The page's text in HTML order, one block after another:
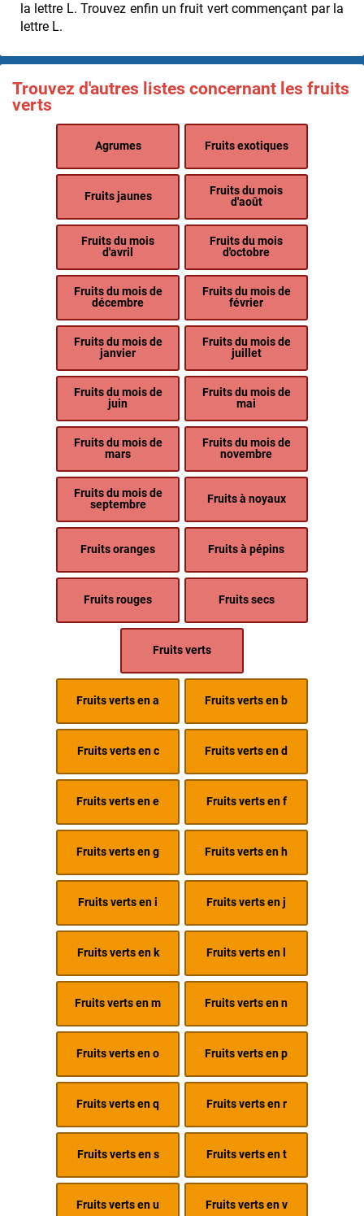
la lettre L. Trouvez enfin un fruit vert commençant par la
lettre L.
Trouvez d'autres listes concernant les fruits
verts
Agrumes Fruits exotiques
Fruits jaunes
Fruits du mois
d'août
Fruits du mois
d'avril
Fruits du mois
d'octobre
Fruits du mois de
décembre
Fruits du mois de
février
Fruits du mois de
janvier
Fruits du mois de
juillet
Fruits du mois de
juin
Fruits du mois de
mai
Fruits du mois de
mars
Fruits du mois de
novembre
Fruits du mois de
septembre
Fruits à noyaux
Fruits oranges Fruits à pépins
Fruits rouges Fruits secs
Fruits verts
Fruits verts en a Fruits verts en b
Fruits verts en c Fruits verts en d
Fruits verts en e Fruits verts en f
Fruits verts en g Fruits verts en h
Fruits verts en i Fruits verts en j
Fruits verts en k Fruits verts en l
Fruits verts en m Fruits verts en n
Fruits verts en o Fruits verts en p
Fruits verts en q Fruits verts en r
Fruits verts en s Fruits verts en t
Fruits verts en u Fruits verts en v